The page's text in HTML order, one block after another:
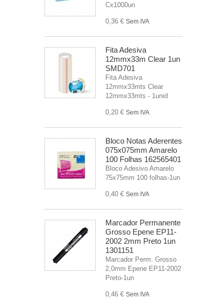
Cx1000un
0,36 € Sem IVA
Fita Adesiva
12mmx33m Clear 1un
SMD701
Fita Adesiva
12mmx33mts Clear
12mmx33mts - 1unid
0,20 € Sem IVA
Bloco Notas Aderentes
075x075mm Amarelo
100 Folhas 162565401
Bloco Adesivo Amarelo
75x75mm 100 folhas-1un
0,40 € Sem IVA
Marcador Permanente
Grosso Epene EP11-
2002 2mm Preto 1un
1301151
Marcador Perm. Grosso
2,0mm Epene EP11-2002
Preto-1un
0,46 € Sem IVA